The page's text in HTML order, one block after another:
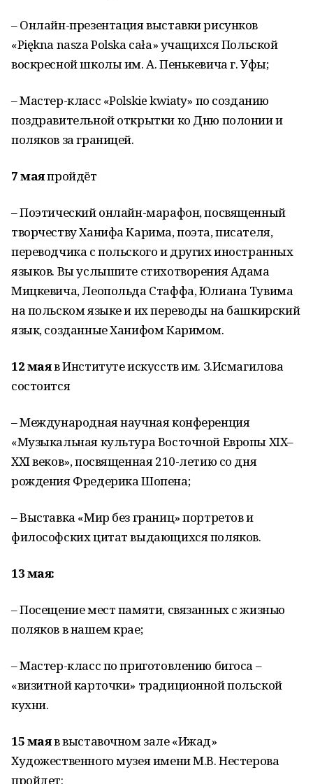
– Онлайн-презентация выставки рисунков
«Piękna nasza Polska cała» учащихся Польской
воскресной школы им. А. Пенькевича г. Уфы;
– Мастер-класс «Polskie kwiaty» по созданию
поздравительной открытки ко Дню полонии и
поляков за границей.
7 маяпройдёт
– Поэтический онлайн-марафон, посвященный
творчеству Ханифа Карима, поэта, писателя,
переводчика с польского и других иностранных
языков. Вы услышите стихотворения Адама
Мицкевича, Леопольда Стаффа, Юлиана Тувима
на польском языке и их переводы на башкирский
язык, созданные Ханифом Каримом.
12 маяв Институте искусств им. З.Исмагилова
состоится
– Международная научная конференция
«Музыкальная культура Восточной Европы XIX–
XXI веков», посвященная 210-летию со дня
рождения Фредерика Шопена;
– Выставка «Мир без границ» портретов и
философских цитат выдающихся поляков.
13 мая:
– Посещение мест памяти, связанных с жизнью
поляков в нашем крае;
– Мастер-класс по приготовлению бигоса –
«визитной карточки» традиционной польской
кухни.
15 маяв выставочном зале «Ижад»
Художественного музея имени М.В. Нестерова
пройдет: